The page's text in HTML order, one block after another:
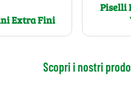
Extra Fini
Piselli
Scopri i nostri